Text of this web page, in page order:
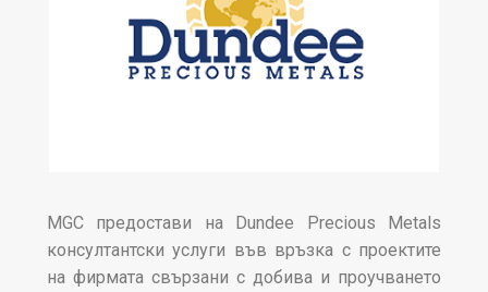
MGC предостави на Dundee Precious Metals
консултантски услуги във връзка с проектите
на фирмата свързани с добива и проучването